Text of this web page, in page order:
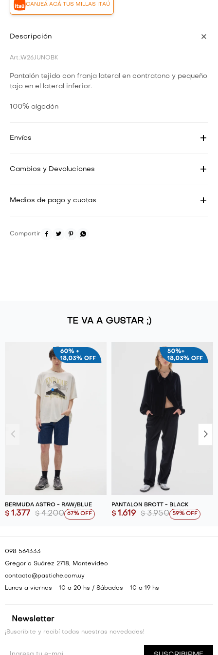
CANJEÁ ACÁ TUS MILLAS ITAÚ
Descripción
W26JUNOBK
Pantalón tejido con franja lateral en contratono y pequeño
tajo en el lateral inferior.
100% algodón
Envíos
Cambios y Devoluciones
Medios de pago y cuotas
   
TE VA A GUSTAR ;)
BERMUDA ASTRO - RAW/BLUE
$ 1.377 $ 4.200 67
PANTALÓN BROTT - BLACK
$ 1.619 $ 3.950 59
Newsletter
¡Suscribite y recibí todas nuestras novedades!
098 564333
Gregorio Suárez 2718, Montevideo
contacto@pastiche.com.uy
Lunes a viernes - 10 a 20 hs / Sábados - 10 a 19 hs